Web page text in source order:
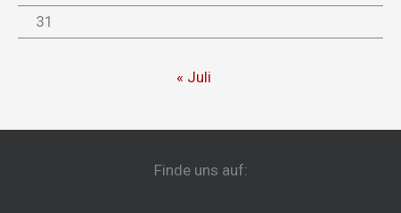
31
« Juli
Finde uns auf: